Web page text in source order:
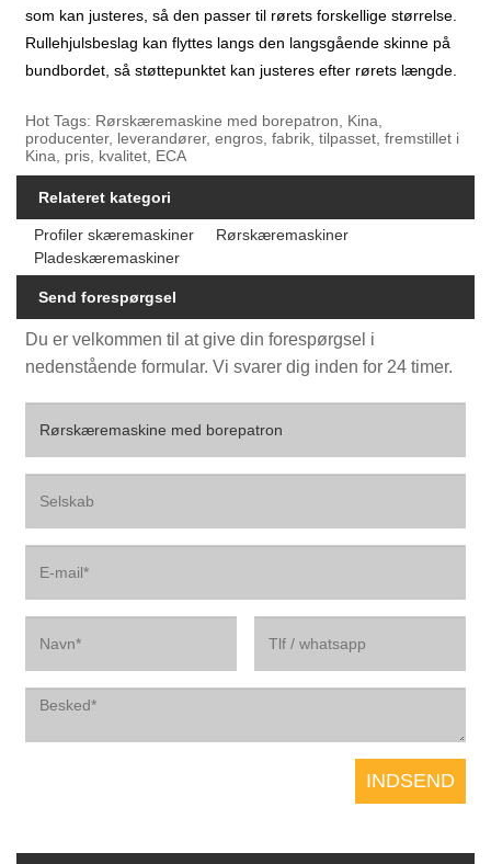
som kan justeres, så den passer til rørets forskellige størrelse.
Rullehjulsbeslag kan flyttes langs den langsgående skinne på
bundbordet, så støttepunktet kan justeres efter rørets længde.
Hot Tags: Rørskæremaskine med borepatron, Kina,
producenter, leverandører, engros, fabrik, tilpasset, fremstillet i
Kina, pris, kvalitet, ECA
Relateret kategori
Profiler skæremaskiner
Rørskæremaskiner
Pladeskæremaskiner
Send forespørgsel
Du er velkommen til at give din forespørgsel i
nedenstående formular. Vi svarer dig inden for 24 timer.